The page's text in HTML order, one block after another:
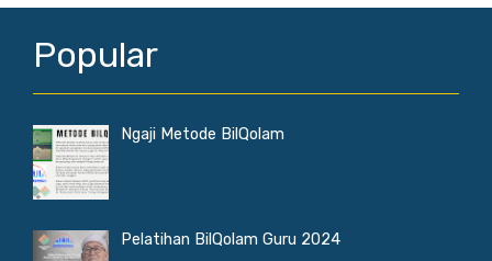
Popular
Ngaji Metode BilQolam
Pelatihan BilQolam Guru 2024